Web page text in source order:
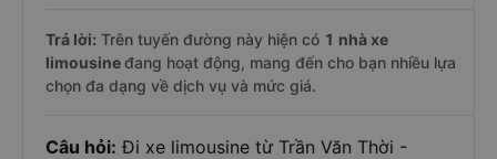
Trả lời: Trên tuyến đường này hiện có 1 nhà xe
limousineđang hoạt động, mang đến cho bạn nhiều lựa
chọn đa dạng về dịch vụ và mức giá.
Câu hỏi: Đi xe limousine từ Trần Văn Thời -